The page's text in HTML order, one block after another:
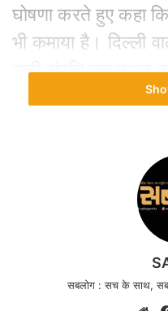
घोषणा करते हुए कहा
भी कमाया है। दिल्ली
सारी संपत्ति
दरअसल बिहार
हार मिलने के बाद जन
प्रशांत किशोर ने बीते
आश्रम में एक दिन का
सबलोग : सच के साथ,